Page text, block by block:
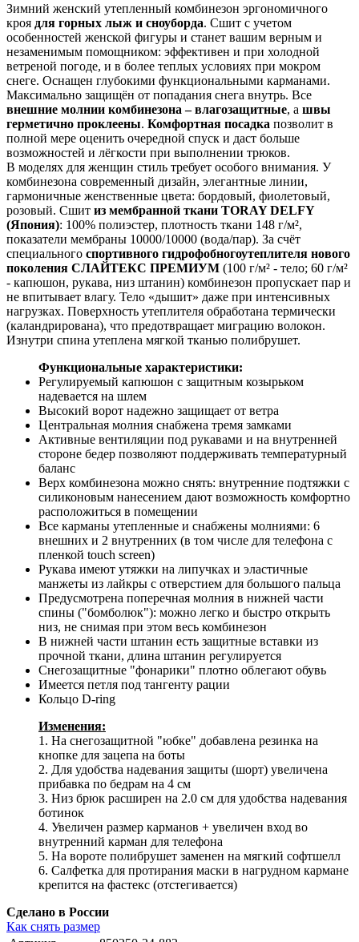
Зимний женский утепленный комбинезон эргономичного
кроя для горных лыж и сноуборда. Сшит с учетом
особенностей женской фигуры и станет вашим верным и
незаменимым помощником: эффективен и при холодной
ветреной погоде, и в более теплых условиях при мокром
снеге. Оснащен глубокими функциональными карманами.
Максимально защищён от попадания снега внутрь. Все
внешние молнии комбинезона – влагозащитные, а швы
герметично проклеены. Комфортная посадка позволит в
полной мере оценить очередной спуск и даст больше
возможностей и лёгкости при выполнении трюков.
В моделях для женщин стиль требует особого внимания. У
комбинезона современный дизайн, элегантные линии,
гармоничные женственные цвета: бордовый, фиолетовый,
розовый. Сшит из мембранной ткани TORAY DELFY
(Япония): 100% полиэстер, плотность ткани 148 г/м²,
показатели мембраны 10000/10000 (вода/пар). За счёт
специального спортивного гидрофобногоутеплителя нового
поколения СЛАЙТЕКС ПРЕМИУМ (100 г/м² - тело; 60 г/м²
- капюшон, рукава, низ штанин) комбинезон пропускает пар и
не впитывает влагу. Тело «дышит» даже при интенсивных
нагрузках. Поверхность утеплителя обработана термически
(каландрирована), что предотвращает миграцию волокон.
Изнутри спина утеплена мягкой тканью полибрушет.
Функциональные характеристики:
Регулируемый капюшон с защитным козырьком
надевается на шлем
Высокий ворот надежно защищает от ветра
Центральная молния снабжена тремя замками
Активные вентиляции под рукавами и на внутренней
стороне бедер позволяют поддерживать температурный
баланс
Верх комбинезона можно снять: внутренние подтяжки с
силиконовым нанесением дают возможность комфортно
расположиться в помещении
Все карманы утепленные и снабжены молниями: 6
внешних и 2 внутренних (в том числе для телефона с
пленкой touch screen)
Рукава имеют утяжки на липучках и эластичные
манжеты из лайкры с отверстием для большого пальца
Предусмотрена поперечная молния в нижней части
спины ("бомболюк"): можно легко и быстро открыть
низ, не снимая при этом весь комбинезон
В нижней части штанин есть защитные вставки из
прочной ткани, длина штанин регулируется
Снегозащитные "фонарики" плотно облегают обувь
Имеется петля под тангенту рации
Кольцо D-ring
Изменения:
1. На снегозащитной "юбке" добавлена резинка на
кнопке для зацепа на боты
2. Для удобства надевания защиты (шорт) увеличена
прибавка по бедрам на 4 см
3. Низ брюк расширен на 2.0 см для удобства надевания
ботинок
4. Увеличен размер карманов + увеличен вход во
внутренний карман для телефона
5. На вороте полибрушет заменен на мягкий софтшелл
6. Салфетка для протирания маски в нагрудном кармане
крепится на фастекс (отстегивается)
Сделано в России
Как снять размер